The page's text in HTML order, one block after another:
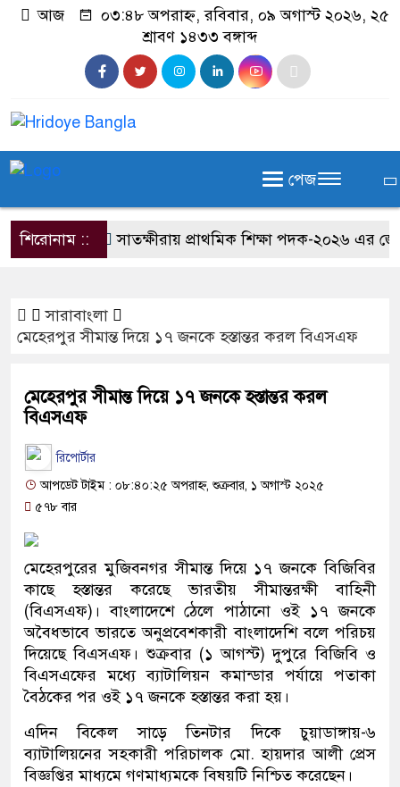
আজ
০৩:৪৮ অপরাহ্ন, রবিবার, ০৯ অগাস্ট ২০২৬, ২৫
শ্রাবণ ১৪৩৩ বঙ্গাব্দ
পেজ
শিরোনাম :: সাতক্ষীরায় প্রাথমিক শিক্ষা পদক-২০২৬ এর জেলা
সারাবাংলা
মেহেরপুর সীমান্ত দিয়ে ১৭ জনকে হস্তান্তর করল বিএসএফ
মেহেরপুর সীমান্ত দিয়ে ১৭ জনকে হস্তান্তর করল
বিএসএফ
রিপোর্টার
আপডেট টাইম : ০৮:৪০:২৫ অপরাহ্ন, শুক্রবার, ১ অগাস্ট ২০২৫
৫৭৮ বার
মেহেরপুরের মুজিবনগর সীমান্ত দিয়ে ১৭ জনকে বিজিবির
কাছে হস্তান্তর করেছে ভারতীয় সীমান্তরক্ষী বাহিনী
(বিএসএফ)। বাংলাদেশে ঠেলে পাঠানো ওই ১৭ জনকে
অবৈধভাবে ভারতে অনুপ্রবেশকারী বাংলাদেশি বলে পরিচয়
দিয়েছে বিএসএফ। শুক্রবার (১ আগস্ট) দুপুরে বিজিবি ও
বিএসএফের মধ্যে ব্যাটালিয়ন কমান্ডার পর্যায়ে পতাকা
বৈঠকের পর ওই ১৭ জনকে হস্তান্তর করা হয়।
এদিন বিকেল সাড়ে তিনটার দিকে চুয়াডাঙ্গায়-৬
ব্যাটালিয়নের সহকারী পরিচালক মো. হায়দার আলী প্রেস
বিজ্ঞপ্তির মাধ্যমে গণমাধ্যমকে বিষয়টি নিশ্চিত করেছেন।